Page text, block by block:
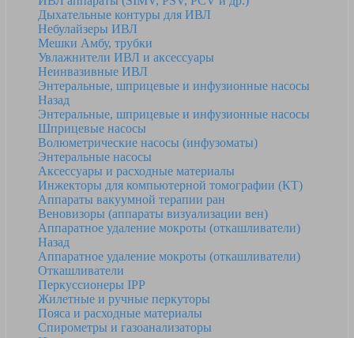
Дыхательные контуры для ИВЛ
Небулайзеры ИВЛ
Мешки Амбу, трубки
Увлажнители ИВЛ и аксессуары
Неинвазивные ИВЛ
Энтеральные, шприцевые и инфузионные насосы
Назад
Энтеральные, шприцевые и инфузионные насосы
Шприцевые насосы
Волюметрические насосы (инфузоматы)
Энтеральные насосы
Аксессуары и расходные материалы
Инжекторы для компьютерной томографии (КТ)
Аппараты вакуумной терапии ран
Веновизоры (аппараты визуализации вен)
Аппаратное удаление мокроты (откашливатели)
Назад
Аппаратное удаление мокроты (откашливатели)
Откашливатели
Перкуссионеры IPP
Жилетные и ручные перкуторы
Пояса и расходные материалы
Спирометры и газоанализаторы